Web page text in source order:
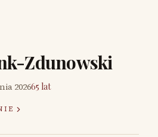
Zdunowski
202665 lat